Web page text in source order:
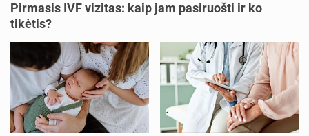
Pirmasis IVF vizitas: kaip jam pasiruošti ir ko
tikėtis?